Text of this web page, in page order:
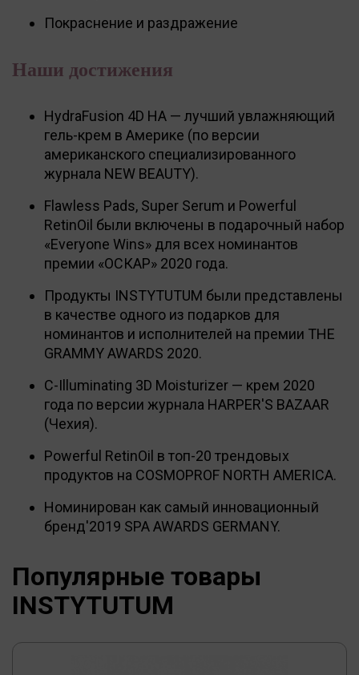
Покраснение и раздражение
Наши достижения
HydraFusion 4D НА — лучший увлажняющий
гель-крем в Америке (по версии
американского специализированного
журнала NEW BEAUTY).
Flawless Pads, Super Serum и Powerful
RetinOil были включены в подарочный набор
«Everyone Wins» для всех номинантов
премии «ОСКАР» 2020 года.
Продукты INSTYTUTUM были представлены
в качестве одного из подарков для
номинантов и исполнителей на премии THE
GRAMMY AWARDS 2020.
С-Illuminating 3D Moisturizer — крем 2020
года по версии журнала HARPER'S BAZAAR
(Чехия).
Powerful RetinOil в топ-20 трендовых
продуктов на COSMOPROF NORTH AMERICA.
Номинирован как самый инновационный
бренд'2019 SPA AWARDS GERMANY.
Популярные товары
INSTYTUTUM